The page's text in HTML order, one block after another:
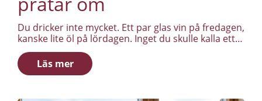
Du dricker inte mycket. Ett par glas vin på fredagen,
kanske lite öl på lördagen. Inget du skulle kalla ett
problem. Ändå känner du dig tyngre än för fem år
sedan. Sömnen är inte densamma. Energin är
lägre. Och magen har fått en hårdhet som inte
Läs mer